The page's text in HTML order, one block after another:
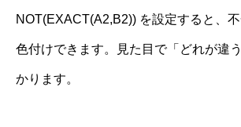
NOT(EXACT(A2,B2)) を設定すると、
色付けできます。見た目で「どれが違
かります。